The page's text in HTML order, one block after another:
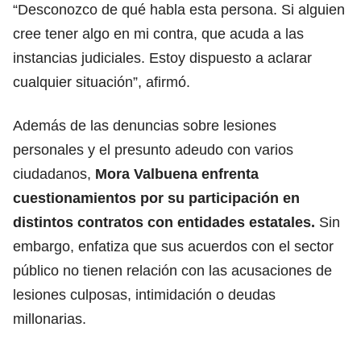
“Desconozco de qué habla esta persona. Si alguien
cree tener algo en mi contra, que acuda a las
instancias judiciales. Estoy dispuesto a aclarar
cualquier situación”, afirmó.
Además de las denuncias sobre lesiones
personales y el presunto adeudo con varios
ciudadanos, Mora Valbuena enfrenta
cuestionamientos por su participación en
distintos contratos con entidades estatales. Sin
embargo, enfatiza que sus acuerdos con el sector
público no tienen relación con las acusaciones de
lesiones culposas, intimidación o deudas
millonarias.